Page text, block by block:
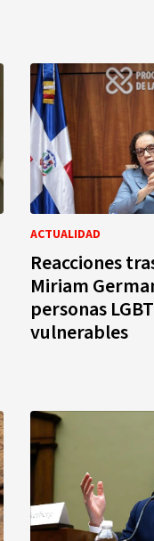
ACTUALIDAD
Reacciones
Miriam
personas
vulnerables